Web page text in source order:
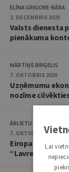
ELĪNA GRIGORE-BĀRA
2. DECEMBRIS 2025
Valsts dienesta
pienākuma
MĀRTIŅŠ BIRĢELIS
7. OKTOBRIS 2025
Uzņēmumu
nozīme
ĀRLIETU MINISTRIJA
7. OKTOBRIS 2025
Eiropas
“Lavreckis pret
Lai